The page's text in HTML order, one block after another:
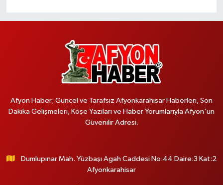
Afyon Haber; Güncel ve Tarafsız Afyonkarahisar Haberleri, Son
Dakika Gelişmeleri, Köşe Yazıları ve Haber Yorumlarıyla Afyon'un
Güvenilir Adresi.
Dumlupınar Mah. Yüzbaşı Agah Caddesi No:44 Daire:3 Kat:2
Afyonkarahisar